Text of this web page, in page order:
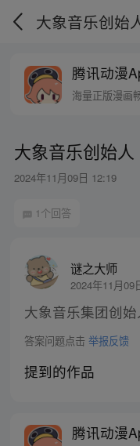
大象音乐创始
腾讯动漫
海量正版漫画
大象音乐创始人
2024年11月09日 12:19
1个回答
谜之大师
2024年11月09
大象音乐集团创始
答案问题点击 举报反馈
提到的作品
腾讯动漫